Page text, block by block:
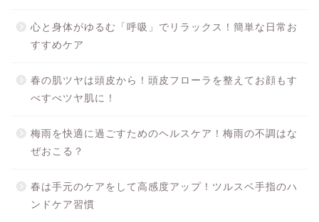
心と身体がゆるむ「呼吸」でリラックス！簡単な日常お
すすめケア
春の肌ツヤは頭皮から！頭皮フローラを整えてお顔もす
べすべツヤ肌に！
梅雨を快適に過ごすためのヘルスケア！梅雨の不調はな
ぜおこる？
春は手元のケアをして高感度アップ！ツルスベ手指のハ
ンドケア習慣